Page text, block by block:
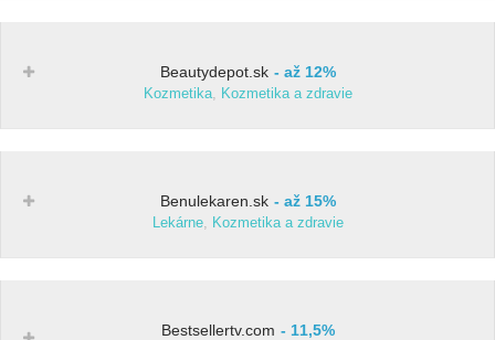
Beautydepot.sk až 12%
Kozmetika, Kozmetika a zdravie
Benulekaren.sk až 15%
Lekárne, Kozmetika a zdravie
Bestsellertv.com 11,5%